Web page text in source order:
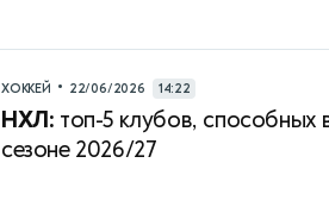
ХОККЕЙ • 22/06/2026 14:22
НХЛ: топ-5 клубов, способных
сезоне 2026/27